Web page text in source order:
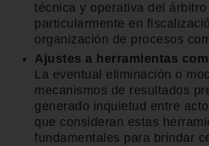
técnica y operativa del
particularmente en
organización de procesos
Ajustes a herramientas
La eventual eliminación o
mecanismos de resultados
generado inquietud entre
que consideran estas
fundamentales para brindar